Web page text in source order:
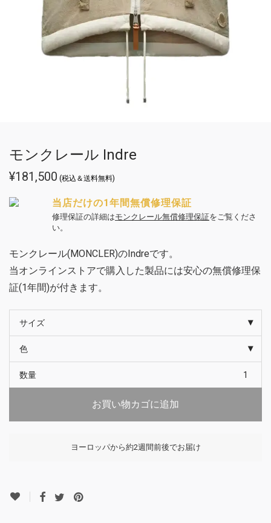
モンクレール Indre
¥181,500 (税込＆送料無料)
当店だけの1年間無償修理保証
修理保証の詳細はモンクレール無償修理保証をご覧くださ
い。
モンクレール(MONCLER)のIndreです。
当オンラインストアで購入した製品には安心の無償修理保
証(1年間)が付きます。
サイズ
色
数量
お買い物カゴに追加
ヨーロッパから約2週間前後でお届け